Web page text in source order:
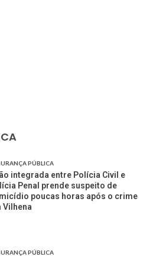
PÚBLICA
integrada entre Polícia Civil e
Penal prende suspeito de
poucas horas após o crime
Vilhena
PÚBLICA